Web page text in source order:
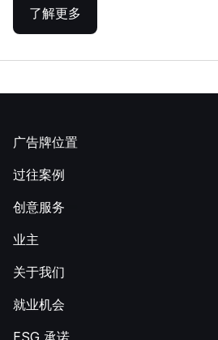
了解更多
广告牌位置
过往案例
创意服务
业主
关于我们
就业机会
ESG 承诺